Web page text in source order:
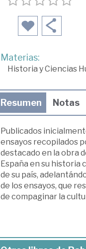
Materias:
Historia y Ciencias
Resumen Notas
Publicados
ensayos recopilados
destacado en la obra
España en su
de su país,
de los ensayos, que
de compaginar la